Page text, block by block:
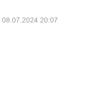
08.07.2024 20:07